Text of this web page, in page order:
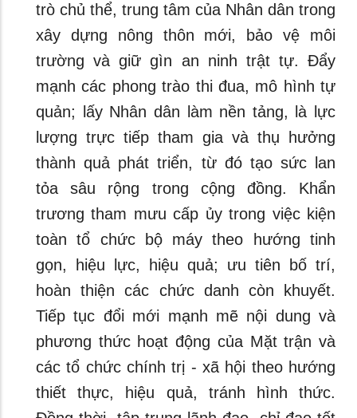
trò chủ thể, trung tâm của Nhân dân trong
xây dựng nông thôn mới, bảo vệ môi
trường và giữ gìn an ninh trật tự. Đẩy
mạnh các phong trào thi đua, mô hình tự
quản; lấy Nhân dân làm nền tảng, là lực
lượng trực tiếp tham gia và thụ hưởng
thành quả phát triển, từ đó tạo sức lan
tỏa sâu rộng trong cộng đồng. Khẩn
trương tham mưu cấp ủy trong việc kiện
toàn tổ chức bộ máy theo hướng tinh
gọn, hiệu lực, hiệu quả; ưu tiên bố trí,
hoàn thiện các chức danh còn khuyết.
Tiếp tục đổi mới mạnh mẽ nội dung và
phương thức hoạt động của Mặt trận và
các tổ chức chính trị - xã hội theo hướng
thiết thực, hiệu quả, tránh hình thức.